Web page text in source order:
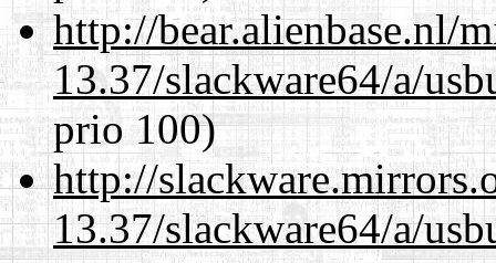
http://bear.alienbase.nl/
13.37/slackware64/a/
prio 100)
http://
13.37/slackware64/a/